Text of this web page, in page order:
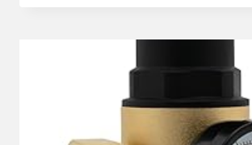
ÜR A
QUARIEN, D
RUCKMINDERER F